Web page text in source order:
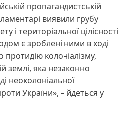
пропагандистській
виявили грубу
і територіальної цілісності
є зроблені ними в ході
протидію колоніалізму,
землі, яка незаконно
неоколоніальної
України», – йдеться у